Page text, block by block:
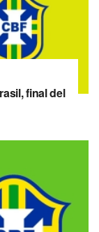
final del